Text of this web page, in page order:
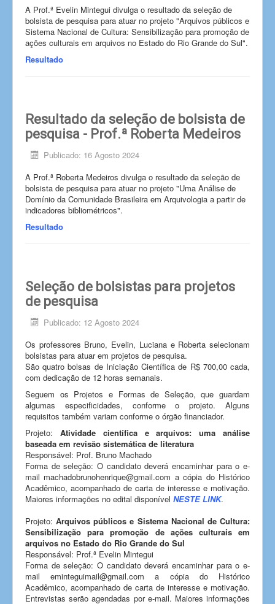
A Prof.ª Evelin Mintegui divulga o resultado da seleção de
bolsista de pesquisa para atuar no projeto "Arquivos públicos e
Sistema Nacional de Cultura: Sensibilização para promoção de
ações culturais em arquivos no Estado do Rio Grande do Sul".
Resultado
Resultado da seleção de bolsista de
pesquisa - Prof.ª Roberta Medeiros
Publicado: 16 Agosto 2024
A Prof.ª Roberta Medeiros divulga o resultado da seleção de
bolsista de pesquisa para atuar no projeto "Uma Análise de
Domínio da Comunidade Brasileira em Arquivologia a partir de
indicadores bibliométricos".
Resultado
Seleção de bolsistas para projetos
de pesquisa
Publicado: 12 Agosto 2024
Os professores Bruno, Evelin, Luciana e Roberta selecionam
bolsistas para atuar em projetos de pesquisa.
São quatro bolsas de Iniciação Científica de R$ 700,00 cada,
com dedicação de 12 horas semanais.
Seguem os Projetos e Formas de Seleção, que guardam
algumas especificidades, conforme o projeto. Alguns
requisitos também variam conforme o órgão financiador.
Projeto: Atividade científica e arquivos: uma análise
baseada em revisão sistemática de literatura
Responsável: Prof. Bruno Machado
Forma de seleção: O candidato deverá encaminhar para o e-
mail machadobrunohenrique@gmail.com a cópia do Histórico
Acadêmico, acompanhado de carta de interesse e motivação.
Maiores informações no edital disponível NESTE LINK.
Projeto:Arquivos públicos e Sistema Nacional de Cultura:
Sensibilização para promoção de ações culturais em
arquivos no Estado do Rio Grande do Sul
Responsável: Prof.ª Evelin Mintegui
Forma de seleção: O candidato deverá encaminhar para o e-
mail eminteguimail@gmail.com a cópia do Histórico
Acadêmico, acompanhado de carta de interesse e motivação.
Entrevistas serão agendadas por e-mail. Maiores informações